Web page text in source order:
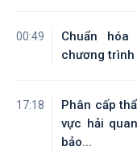
00:49
Chuẩn
chương
17:18
Phân cấp
vực hải
bảo...